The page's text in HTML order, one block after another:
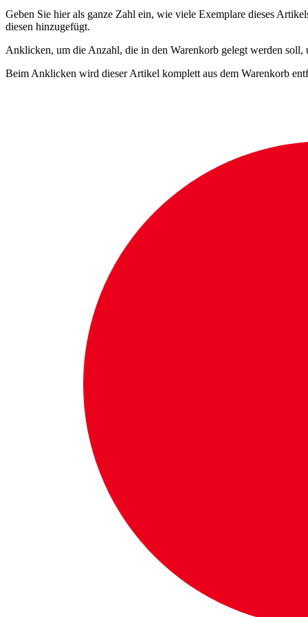
Geben Sie hier als ganze Zahl ein, wie viele Exemplare dieses
diesen hinzugefügt.
Anklicken, um die Anzahl, die in den Warenkorb gelegt werden soll,
Beim Anklicken wird dieser Artikel komplett aus dem Warenkorb